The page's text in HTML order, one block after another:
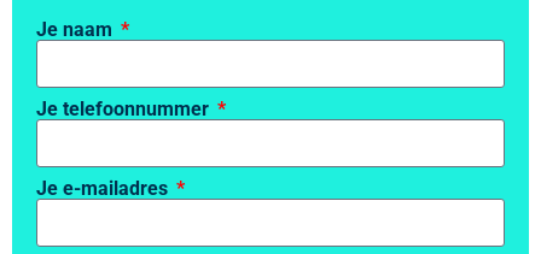
Je naam
Je telefoonnummer
Je e-mailadres